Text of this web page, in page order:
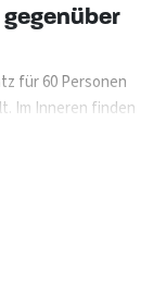
für 60 Personen
Im Inneren finden
offene
Sie Ihren
und/oder
mit einer
Spielfeld mit